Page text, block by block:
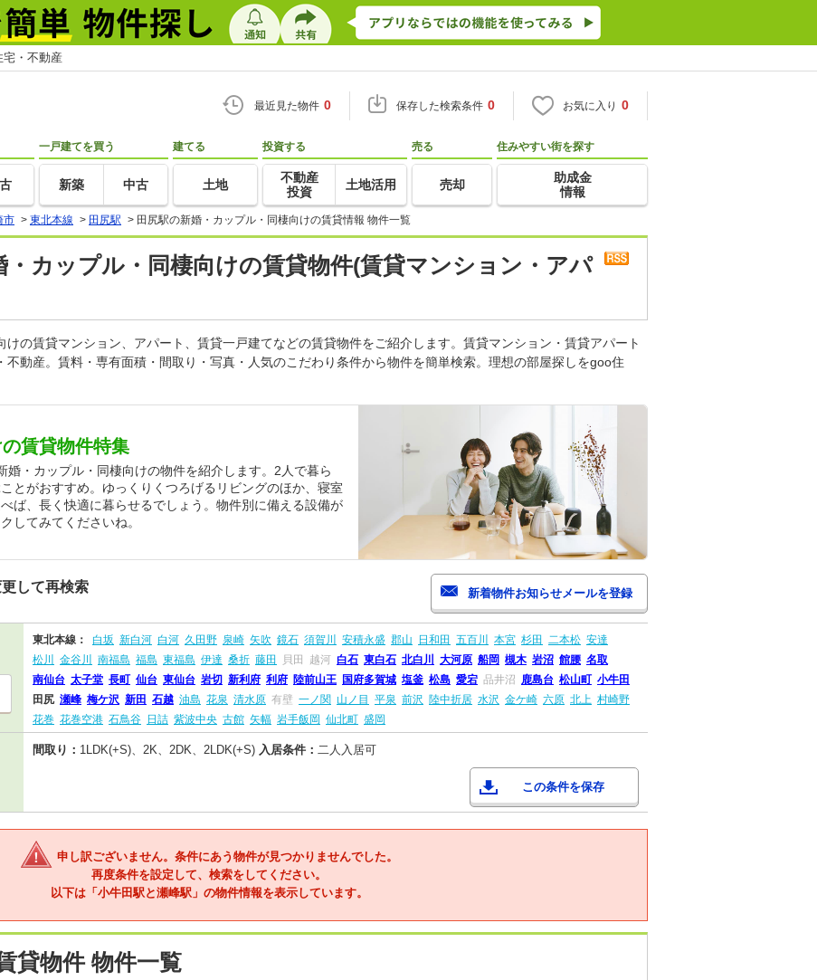
宅・不動産
最近見た物件 0 保存した検索条件 0 お気に入り 0
一戸建てを買う
新築 中古
建てる
土地
投資する
不動産
投資
土地活用
売る
売却
住みやすい街を探す
助成金
情報
市 > 東北本線 > 田尻駅 > 田尻駅の新婚・カップル・同棲向けの賃貸情報 物件一覧
・カップル・同棲向けの賃貸物件(賃貸マンション・アパ
の賃貸マンション、アパート、賃貸一戸建てなどの賃貸物件をご紹介します。賃貸マンション・賃貸アパート
動産。賃料・専有面積・間取り・写真・人気のこだわり条件から物件を簡単検索。理想の部屋探しをgoo住
賃貸物件特集
婚・カップル・同棲向けの物件を紹介します。2人で暮ら
とがおすすめ。ゆっくりくつろげるリビングのほか、寝室
ば、長く快適に暮らせるでしょう。物件別に備える設備が
してみてくださいね。
して再検索
東北本線： 白坂 新白河 白河 久田野 泉崎 矢吹 鏡石 須賀川 安積永盛 郡山 日和田 五百川 本宮 杉田 二本松 安達
松川
金谷川 南福島 福島 東福島 伊達 桑折 藤田 貝田 越河 白石 東白石 北白川 大河原 船岡 槻木 岩沼 館腰 名取
南仙台 太子堂 長町 仙台 東仙台 岩切 新利府 利府 陸前山王 国府多賀城 塩釜 松島 愛宕 品井沼 鹿島台 松山町 小牛田
田尻 瀬峰 梅ケ沢 新田 石越 油島 花泉 清水原 有壁 一ノ関 山ノ目 平泉 前沢 陸中折居 水沢 金ケ崎 六原 北上 村崎野
花巻 花巻空港 石鳥谷 日詰 紫波中央 古館 矢幅 岩手飯岡 仙北町 盛岡
間取り： 1LDK(+S)、2K、2DK、2LDK(+S) 入居条件： 二人入居可
この条件を保存
申し訳ございません。条件にあう物件が見つかりませんでした。
再度条件を設定して、検索をしてください。
以下は「小牛田駅と瀬峰駅」の物件情報を表示しています。
貸物件 物件一覧